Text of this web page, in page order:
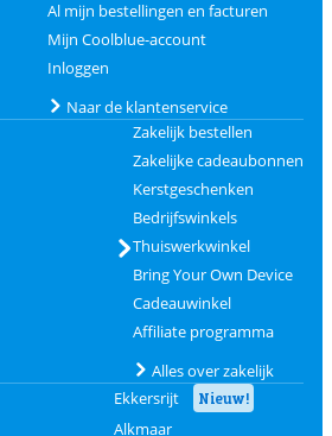
Al mijn bestellingen en facturen
Mijn Coolblue-account
Inloggen
Naar de klantenservice
Zakelijk bestellen
Zakelijke cadeaubonnen
Kerstgeschenken
Bedrijfswinkels
Thuiswerkwinkel
Bring Your Own Device
Cadeauwinkel
Affiliate programma
Alles over zakelijk
Ekkersrijt Nieuw!
Alkmaar